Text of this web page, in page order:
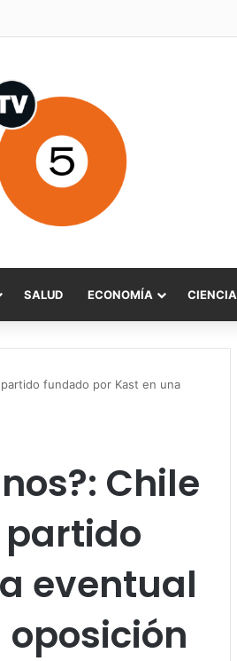
SALUD ECONOMÍA CIENCIA
fundado por Kast en una
Chile
eventual